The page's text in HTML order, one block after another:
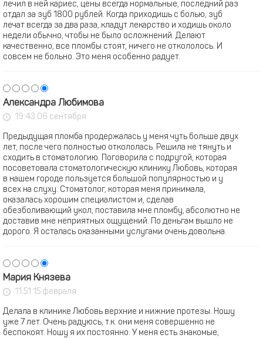
лечил в ней кариес, цены всегда нормальные, последний раз
отдал за зуб 1800 рублей. Когда приходишь с болью, зуб
лечат всегда за два раза, кладут лекарство и ходишь около
недели обычно, чтобы не было осложнений. Делают
качественно, все пломбы стоят, ничего не откололось. И
совсем не больно. Это меня особенно радует.
Александра Любимова
19:43 06 сентября
Предыдущая пломба продержалась у меня чуть больше двух
лет, после чего полностью откололась. Решила не тянуть и
сходить в стоматологию. Поговорила с подругой, которая
посоветовала стоматологическую клинику Любовь, которая
в нашем городе пользуется большой популярностью и у
всех на слуху. Стоматолог, которая меня принимала,
оказалась хорошим специалистом и, сделав
обезболивающий укол, поставила мне пломбу, абсолютно не
доставив мне неприятных ощущений. По деньгам вышло не
дорого. Я осталась оказанными услугами очень довольна.
Мария Князева
11:51 15 февраля
Делала в клинике Любовь верхние и нижние протезы. Ношу
уже 7 лет. Очень радуюсь, т.к. они меня совершенно не
беспокоят. Ношу я их постоянно. У меня есть знакомые,